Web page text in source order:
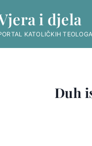
i djela
KATOLIČKIH TEOLOGA
Duh